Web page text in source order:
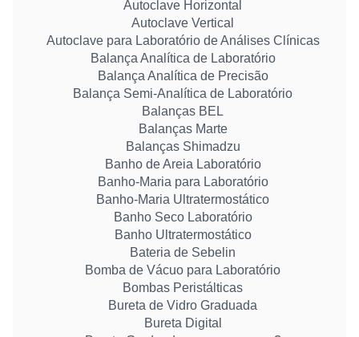
Autoclave Horizontal
Autoclave Vertical
Autoclave para Laboratório de Análises Clínicas
Balança Analítica de Laboratório
Balança Analítica de Precisão
Balança Semi-Analítica de Laboratório
Balanças BEL
Balanças Marte
Balanças Shimadzu
Banho de Areia Laboratório
Banho-Maria para Laboratório
Banho-Maria Ultratermostático
Banho Seco Laboratório
Banho Ultratermostático
Bateria de Sebelin
Bomba de Vácuo para Laboratório
Bombas Peristálticas
Bureta de Vidro Graduada
Bureta Digital